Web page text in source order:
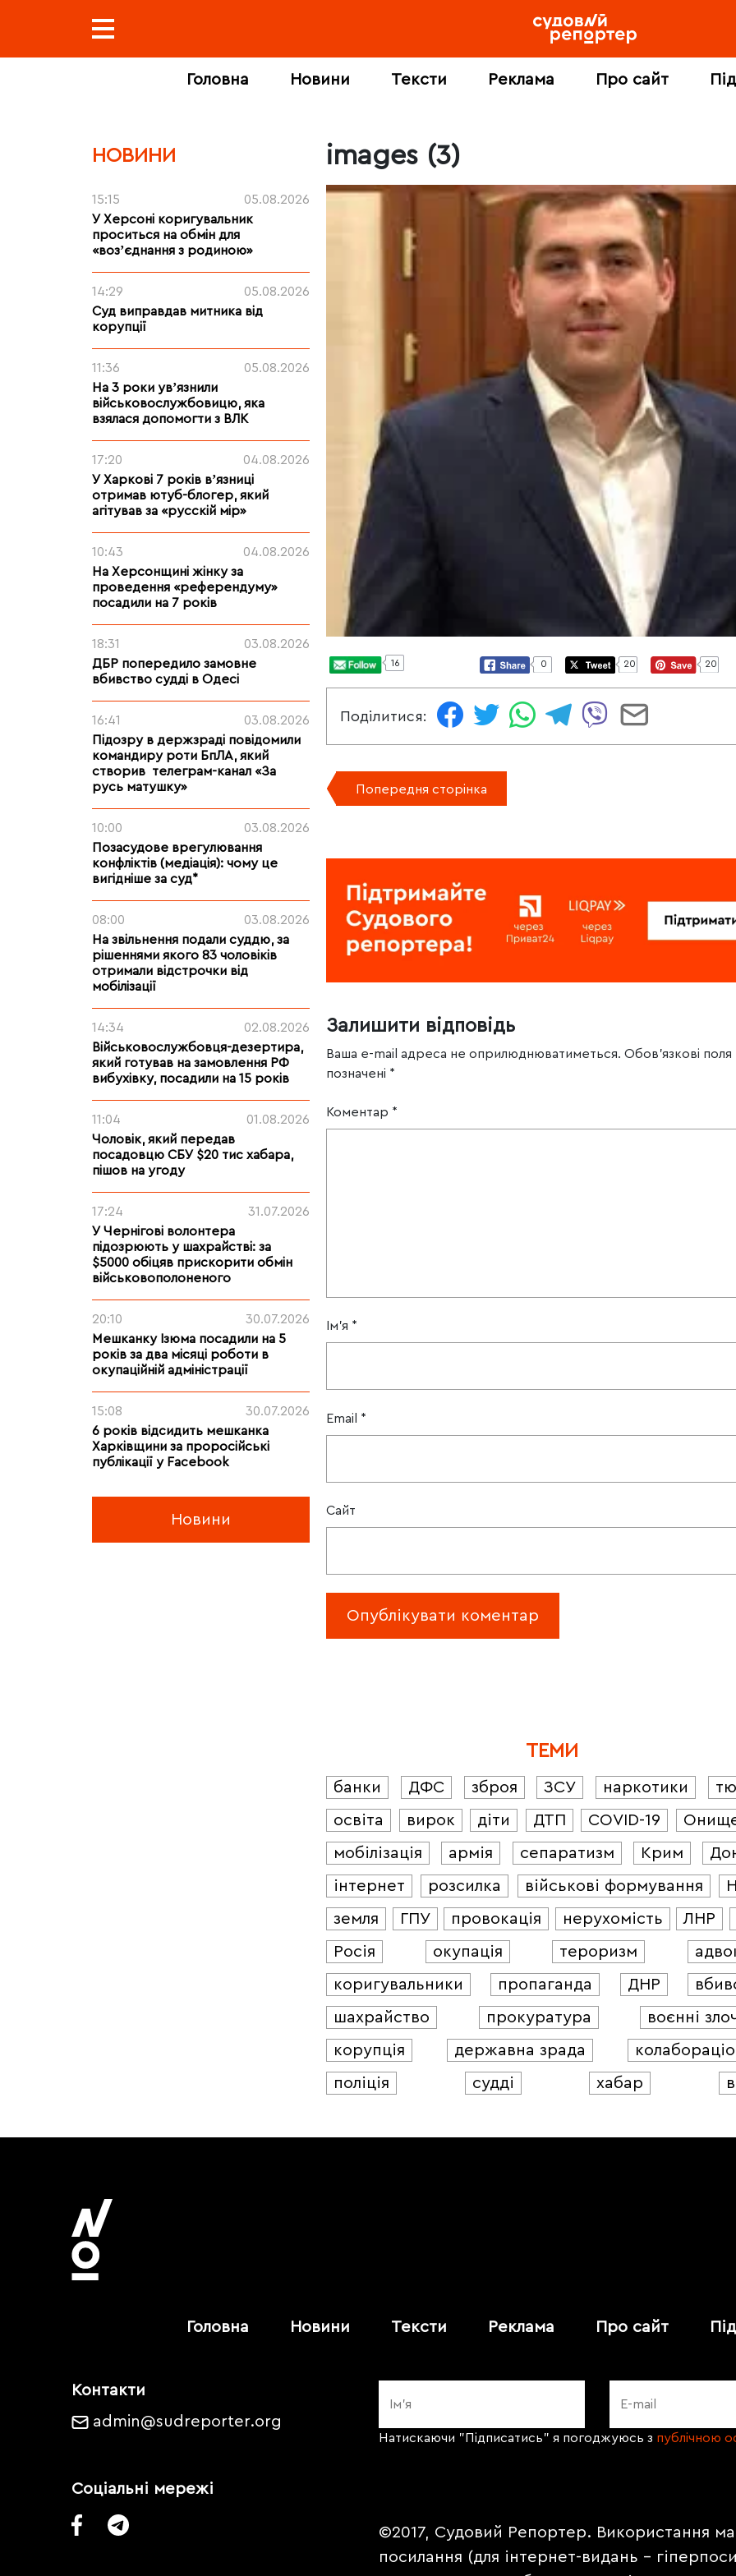
Головна Новини Тексти Реклама Про сайт
НОВИНИ
15:15
05.08.2026
У Херсоні коригувальник
проситься на обмін для
«возʼєднання з родиною»
14:29
05.08.2026
Суд виправдав митника від
корупції
11:36
05.08.2026
На 3 роки увʼязнили
військовослужбовицю, яка
взялася допомогти з ВЛК
17:20
04.08.2026
У Харкові 7 років вʼязниці
отримав ютуб-блогер, який
агітував за «русскій мір»
10:43
04.08.2026
На Херсонщині жінку за
проведення «референдуму»
посадили на 7 років
18:31
03.08.2026
ДБР попередило замовне
вбивство судді в Одесі
16:41
03.08.2026
Підозру в держзраді повідомили
командиру роти БпЛА, який
створив телеграм-канал «За
русь матушку»
10:00
03.08.2026
Позасудове врегулювання
конфліктів (медіація): чому це
вигідніше за суд*
08:00
03.08.2026
На звільнення подали суддю, за
рішеннями якого 83 чоловіків
отримали відстрочки від
мобілізації
14:34
02.08.2026
Військовослужбовця-дезертира,
який готував на замовлення РФ
вибухівку, посадили на 15 років
11:04
01.08.2026
Чоловік, який передав
посадовцю СБУ $20 тис хабара,
пішов на угоду
17:24
31.07.2026
У Чернігові волонтера
підозрюють у шахрайстві: за
$5000 обіцяв прискорити обмін
військовополоненого
20:10
30.07.2026
Мешканку Ізюма посадили на 5
років за два місяці роботи в
окупаційній адміністрації
15:08
30.07.2026
6 років відсидить мешканка
Харківщини за проросійські
публікації у Facebook
Новини
images (3)
16 0 20 20
Поділитися:
Попередня сторінка
Залишити відповідь
Ваша e-mail адреса не оприлюднюватиметься. Обов’язкові поля
позначені *
Коментар *
Ім'я *
Email *
Сайт
ТЕМИ
банки ДФС зброя ЗСУ наркотики
освіта
вирок діти ДТП COVID-19
мобілізація
армія сепаратизм Крим
інтернет
розсилка військові формування
земля
ГПУ провокація нерухомість ЛНР
Росія
окупація тероризм
коригувальники
пропаганда ДНР
шахрайство
прокуратура
воєнні
корупція
державна зрада
поліція
судді хабар
Головна Новини Тексти Реклама Про сайт
Контакти
admin@sudreporter.org
Соціальні мережі
Натискаючи "Підписатись" я погоджуюсь з публічною
©2017, Судовий Репортер. Використання
посилання (для інтернет-видань -